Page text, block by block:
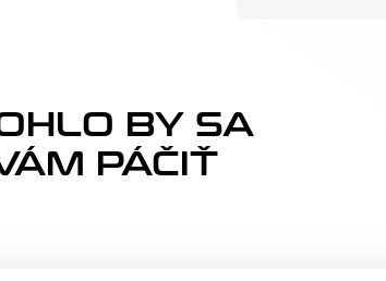
BY SA
PÁČIŤ